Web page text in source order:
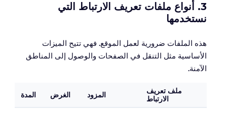
3. أنواع ملفات تعريف الارتباط التي
نستخدمها
هذه الملفات ضرورية لعمل الموقع. فهي تتيح الميزات
الأساسية مثل التنقل في الصفحات والوصول إلى المناطق
الآمنة.
ملف تعريف
الارتباط
المزود الغرض المدة